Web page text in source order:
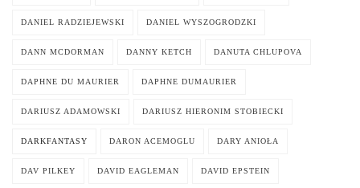
DANIEL RADZIEJEWSKI DANIEL WYSZOGRODZKI
DANN MCDORMAN DANNY KETCH DANUTA CHLUPOVA
DAPHNE DU MAURIER DAPHNE DUMAURIER
DARIUSZ ADAMOWSKI DARIUSZ HIERONIM STOBIECKI
DARKFANTASY DARON ACEMOGLU DARY ANIOŁA
DAV PILKEY DAVID EAGLEMAN DAVID EPSTEIN